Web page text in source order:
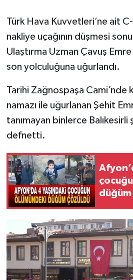
Türk Hava Kuvvetleri’ne ait
nakliye uçağının düşmesi
Ulaştırma Uzman Çavuş Emre
son yolculuğuna uğurlandı.
Tarihi Zağnospaşa Cami’nde
namazı ile uğurlanan Şehit
tanımayan binlerce Balıkesirli
defnetti.